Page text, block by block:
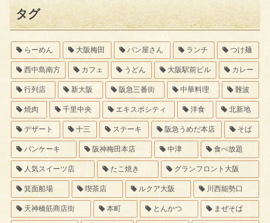
タグ
らーめん 大阪梅田 パン屋さん ランチ つけ麺
西中島南方 カフェ うどん 大阪駅前ビル カレー
行列店 新大阪 阪急三番街 中華料理 難波
焼肉 千里中央 エキスポシティ 洋食 北新地
デザート 十三 ステーキ 阪急うめだ本店 そば
パンケーキ 阪神梅田本店 中津 食べ放題
人気スイーツ店 たこ焼き グランフロント大阪
箕面船場 喫茶店 ルクア大阪 川西能勢口
天神橋筋商店街 本町 とんかつ まぜそば